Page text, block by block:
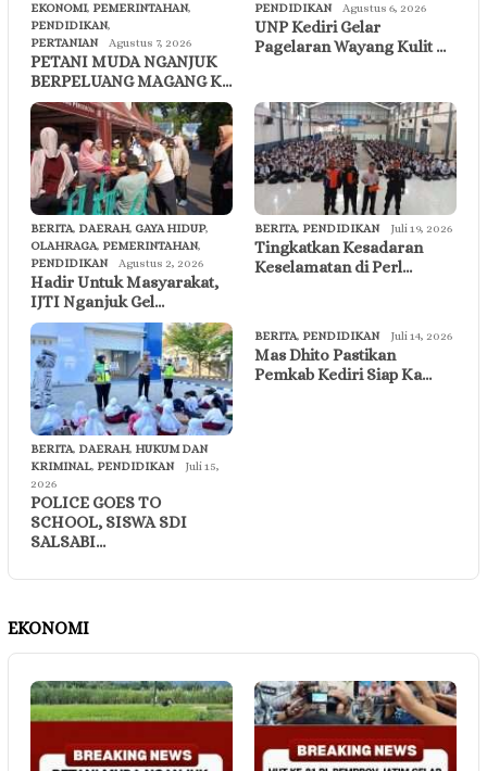
EKONOMI, PEMERINTAHAN,
PENDIDIKAN,
PERTANIAN
Agustus 7, 2026
PETANI MUDA NGANJUK
BERPELUANG MAGANG K…
PENDIDIKAN
Agustus 6, 2026
UNP Kediri Gelar
Pagelaran Wayang Kulit …
BERITA, DAERAH, GAYA HIDUP,
OLAHRAGA, PEMERINTAHAN,
PENDIDIKAN
Agustus 2, 2026
Hadir Untuk Masyarakat,
IJTI Nganjuk Gel…
BERITA, PENDIDIKAN Juli 19, 2026
Tingkatkan Kesadaran
Keselamatan di Perl…
BERITA, DAERAH, HUKUM DAN
KRIMINAL, PENDIDIKAN
Juli 15,
2026
POLICE GOES TO
SCHOOL, SISWA SDI
SALSABI…
BERITA, PENDIDIKAN Juli 14, 2026
Mas Dhito Pastikan
Pemkab Kediri Siap Ka…
EKONOMI